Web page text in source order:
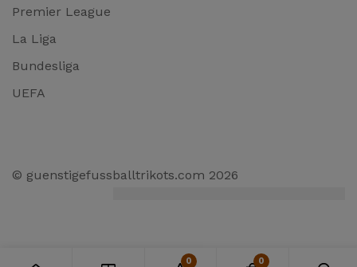
Premier League
La Liga
Bundesliga
UEFA
© guenstigefussballtrikots.com 2026
0 0